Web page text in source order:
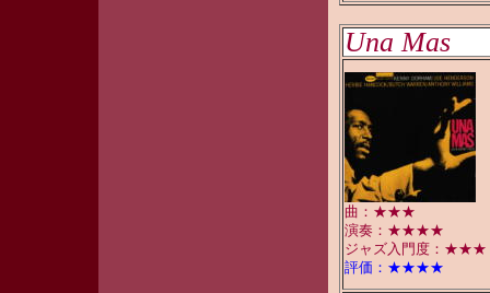
Una Mas
曲：★★★
演奏：★★★★
ジャズ入門度：★★★
評価：★★★★